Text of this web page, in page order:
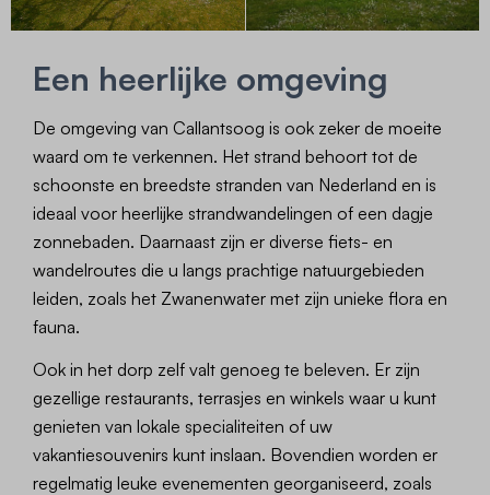
Een heerlijke omgeving
De omgeving van Callantsoog is ook zeker de moeite
waard om te verkennen. Het strand behoort tot de
schoonste en breedste stranden van Nederland en is
ideaal voor heerlijke strandwandelingen of een dagje
zonnebaden. Daarnaast zijn er diverse fiets- en
wandelroutes die u langs prachtige natuurgebieden
leiden, zoals het Zwanenwater met zijn unieke flora en
fauna.
Ook in het dorp zelf valt genoeg te beleven. Er zijn
gezellige restaurants, terrasjes en winkels waar u kunt
genieten van lokale specialiteiten of uw
vakantiesouvenirs kunt inslaan. Bovendien worden er
regelmatig leuke evenementen georganiseerd, zoals